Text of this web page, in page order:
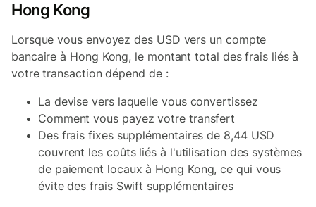
Hong Kong
Lorsque vous envoyez des USD vers un compte
bancaire à Hong Kong, le montant total des frais liés à
votre transaction dépend de :
La devise vers laquelle vous convertissez
Comment vous payez votre transfert
Des frais fixes supplémentaires de 8,44 USD
couvrent les coûts liés à l'utilisation des systèmes
de paiement locaux à Hong Kong, ce qui vous
évite des frais Swift supplémentaires